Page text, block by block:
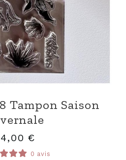
Tampon Saison
€
0 avis